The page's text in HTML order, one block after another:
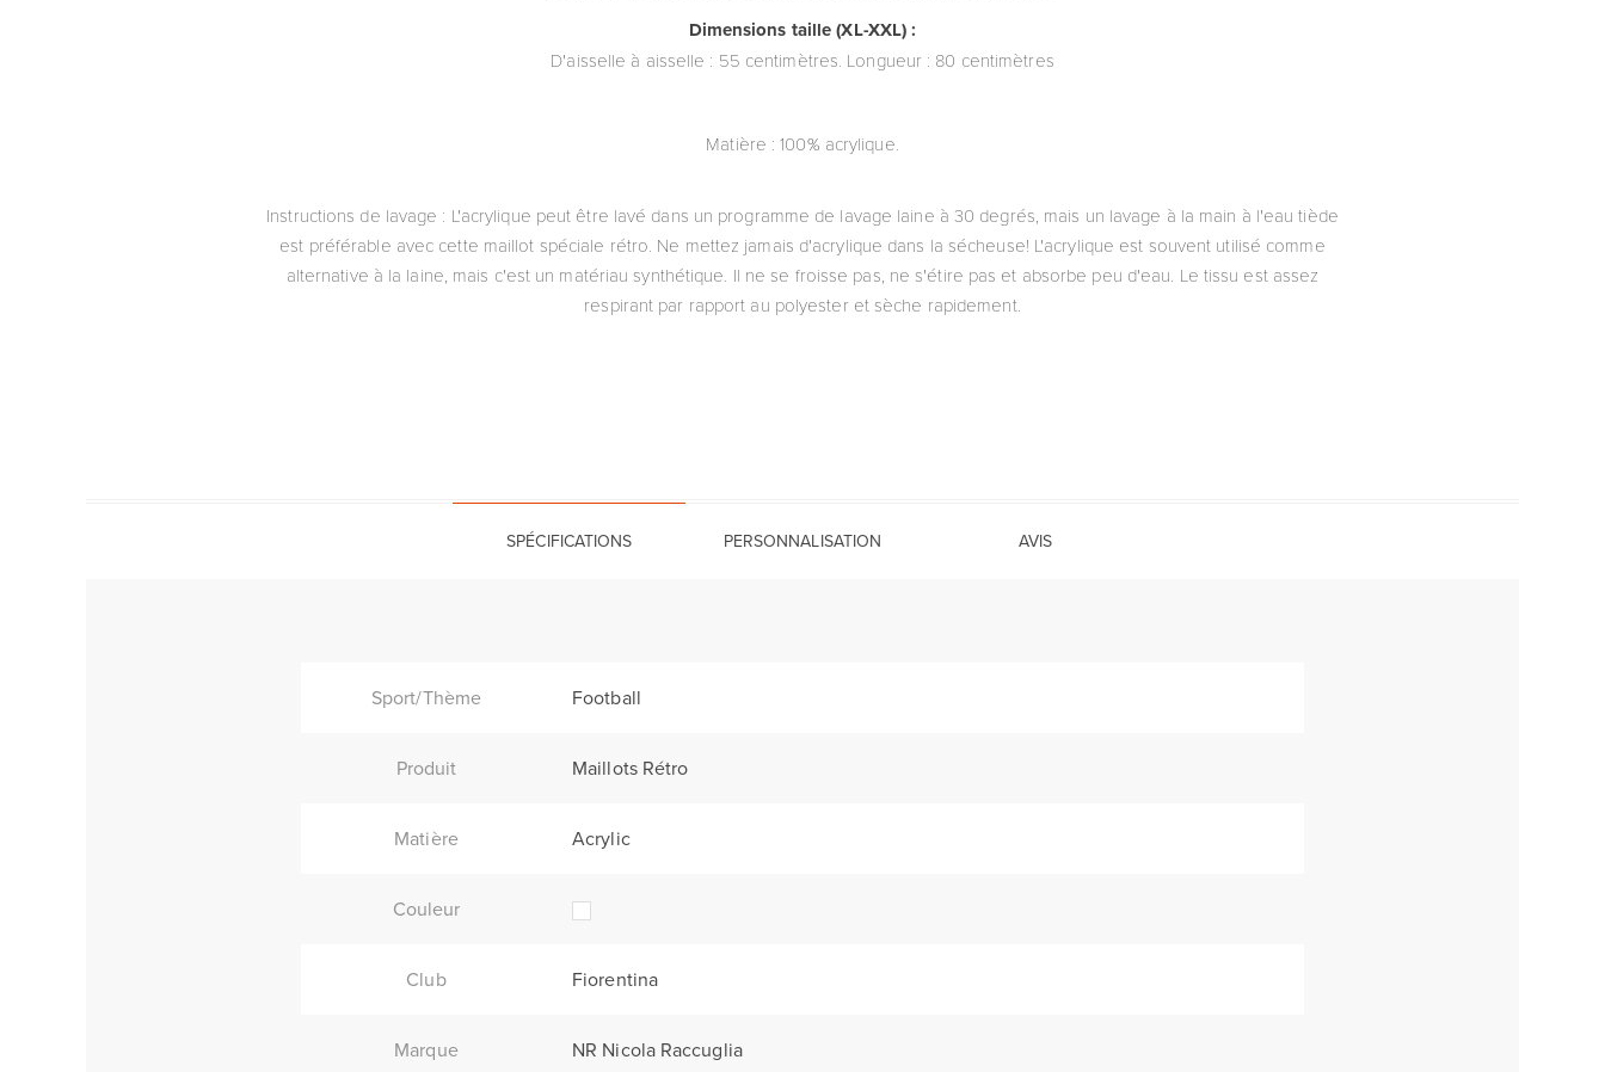
Dimensions taille (XL-XXL) :
D'aisselle à aisselle : 55 centimètres. Longueur : 80 centimètres
Matière : 100% acrylique.
Instructions de lavage : L'acrylique peut être lavé dans un programme de lavage laine à 30 degrés, mais un lavage à la main à l'eau tiède
est préférable avec cette maillot spéciale rétro. Ne mettez jamais d'acrylique dans la sécheuse! L'acrylique est souvent utilisé comme
alternative à la laine, mais c'est un matériau synthétique. Il ne se froisse pas, ne s'étire pas et absorbe peu d'eau. Le tissu est assez
respirant par rapport au polyester et sèche rapidement.
SPÉCIFICATIONS PERSONNALISATION AVIS
Sport/Thème Football
Produit Maillots Rétro
Matière Acrylic
Couleur
Club Fiorentina
Marque NR Nicola Raccuglia